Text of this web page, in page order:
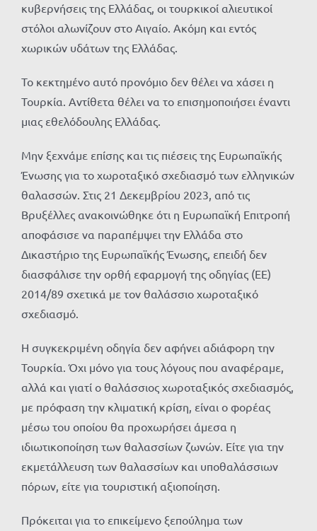
κυβερνήσεις της Ελλάδας, οι τουρκικοί αλιευτικοί
στόλοι αλωνίζουν στο Αιγαίο. Ακόμη και εντός
χωρικών υδάτων της Ελλάδας.
Το κεκτημένο αυτό προνόμιο δεν θέλει να χάσει η
Τουρκία. Αντίθετα θέλει να το επισημοποιήσει έναντι
μιας εθελόδουλης Ελλάδας.
Μην ξεχνάμε επίσης και τις πιέσεις της Ευρωπαϊκής
Ένωσης για το χωροταξικό σχεδιασμό των ελληνικών
θαλασσών. Στις 21 Δεκεμβρίου 2023, από τις
Βρυξέλλες ανακοινώθηκε ότι η Ευρωπαϊκή Επιτροπή
αποφάσισε να παραπέμψει την Ελλάδα στο
Δικαστήριο της Ευρωπαϊκής Ένωσης, επειδή δεν
διασφάλισε την ορθή εφαρμογή της οδηγίας (ΕΕ)
2014/89 σχετικά με τον θαλάσσιο χωροταξικό
σχεδιασμό.
Η συγκεκριμένη οδηγία δεν αφήνει αδιάφορη την
Τουρκία. Όχι μόνο για τους λόγους που αναφέραμε,
αλλά και γιατί ο θαλάσσιος χωροταξικός σχεδιασμός,
με πρόφαση την κλιματική κρίση, είναι ο φορέας
μέσω του οποίου θα προχωρήσει άμεσα η
ιδιωτικοποίηση των θαλασσίων ζωνών. Είτε για την
εκμετάλλευση των θαλασσίων και υποθαλάσσιων
πόρων, είτε για τουριστική αξιοποίηση.
Πρόκειται για το επικείμενο ξεπούλημα των